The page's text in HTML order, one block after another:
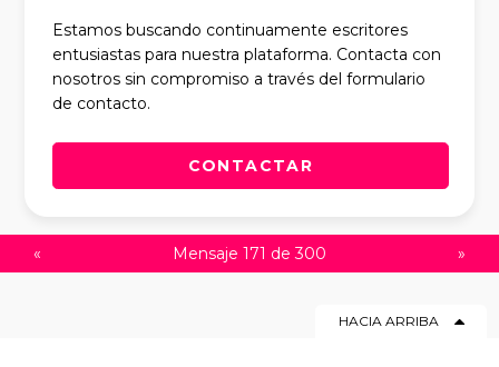
Estamos buscando continuamente escritores
entusiastas para nuestra plataforma. Contacta con
nosotros sin compromiso a través del formulario
de contacto.
CONTACTAR
« Mensaje 171 de 300 »
HACIA ARRIBA